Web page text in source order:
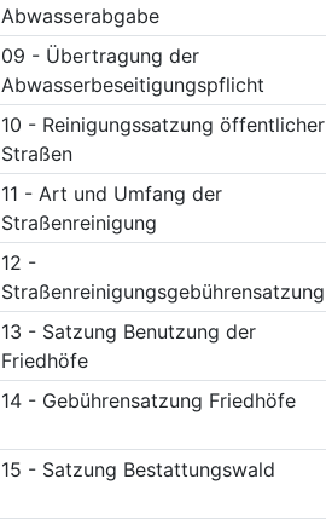
Abwasserabgabe
09 - Übertragung der
Abwasserbeseitigungspflicht
10 - Reinigungssatzung öffentlicher
Straßen
11 - Art und Umfang der
Straßenreinigung
12 -
Straßenreinigungsgebührensatzung
13 - Satzung Benutzung der
Friedhöfe
14 - Gebührensatzung Friedhöfe
15 - Satzung Bestattungswald